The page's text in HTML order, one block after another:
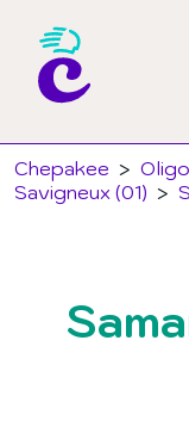
Chepakee >
Savigneux (01) >
Email